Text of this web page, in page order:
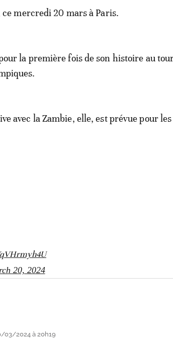
ce mercredi 20 mars à Paris.
la première fois de son histoire au
avec la Zambie, elle, est prévue pour
20, 2024
03/2024 à 20h19